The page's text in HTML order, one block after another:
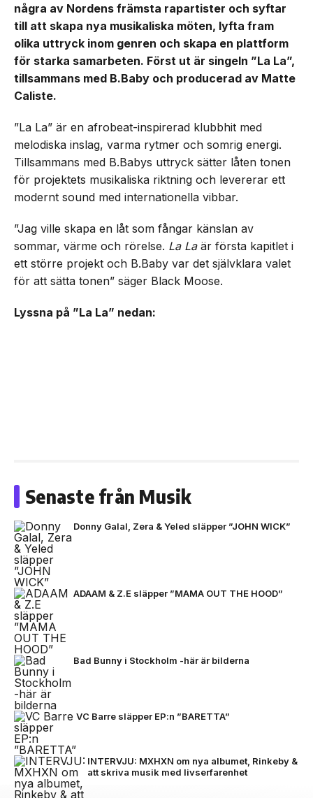
några av Nordens främsta rapartister och syftar
till att skapa nya musikaliska möten, lyfta fram
olika uttryck inom genren och skapa en plattform
för starka samarbeten. Först ut är singeln ”La La”,
tillsammans med B.Baby och producerad av Matte
Caliste.
”La La” är en afrobeat-inspirerad klubbhit med
melodiska inslag, varma rytmer och somrig energi.
Tillsammans med B.Babys uttryck sätter låten tonen
för projektets musikaliska riktning och levererar ett
modernt sound med internationella vibbar.
”Jag ville skapa en låt som fångar känslan av
sommar, värme och rörelse. La Laär första kapitlet i
ett större projekt och B.Baby var det självklara valet
för att sätta tonen” säger Black Moose.
Lyssna på ”La La” nedan:
Senaste från Musik
Donny Galal, Zera & Yeled släpper ”JOHN WICK”
ADAAM & Z.E släpper ”MAMA OUT THE HOOD”
Bad Bunny i Stockholm -här är bilderna
VC Barre släpper EP:n ”BARETTA”
INTERVJU: MXHXN om nya albumet, Rinkeby &
att skriva musik med livserfarenhet